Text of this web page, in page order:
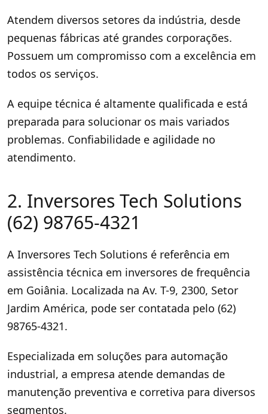
Atendem diversos setores da indústria, desde
pequenas fábricas até grandes corporações.
Possuem um compromisso com a excelência em
todos os serviços.
A equipe técnica é altamente qualificada e está
preparada para solucionar os mais variados
problemas. Confiabilidade e agilidade no
atendimento.
2. Inversores Tech Solutions
(62) 98765-4321
A Inversores Tech Solutions é referência em
assistência técnica em inversores de frequência
em Goiânia. Localizada na Av. T-9, 2300, Setor
Jardim América, pode ser contatada pelo (62)
98765-4321.
Especializada em soluções para automação
industrial, a empresa atende demandas de
manutenção preventiva e corretiva para diversos
segmentos.